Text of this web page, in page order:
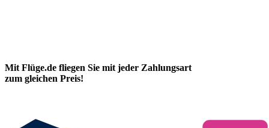
Mit Flüge.de fliegen Sie mit jeder Zahlungsart
zum gleichen Preis!